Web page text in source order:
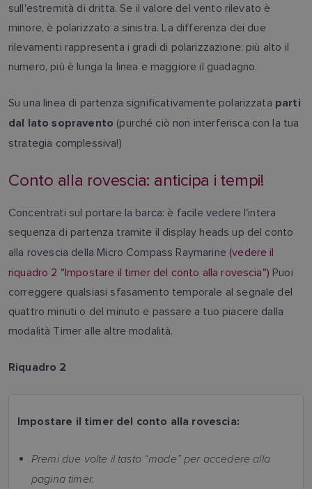
sull'estremità di dritta. Se il valore del vento rilevato è
minore, è polarizzato a sinistra. La differenza dei due
rilevamenti rappresenta i gradi di polarizzazione: più alto il
numero, più è lunga la linea e maggiore il guadagno.
Su una linea di partenza significativamente polarizzata parti
dal lato sopravento (purché ciò non interferisca con la tua
strategia complessiva!)
Conto alla rovescia: anticipa i tempi!
Concentrati sul portare la barca: è facile vedere l'intera
sequenza di partenza tramite il display heads up del conto
alla rovescia della Micro Compass Raymarine (vedere il
riquadro 2 "Impostare il timer del conto alla rovescia") Puoi
correggere qualsiasi sfasamento temporale al segnale del
quattro minuti o del minuto e passare a tuo piacere dalla
modalità Timer alle altre modalità.
Riquadro 2
Impostare il timer del conto alla rovescia:
Premi due volte il tasto “mode” per accedere alla
pagina timer.